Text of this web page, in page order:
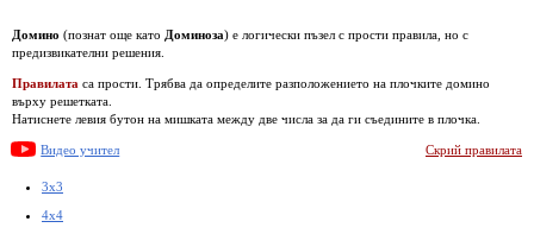
Домино (познат още като Доминоза) е логически пъзел с прости правила, но с
предизвикателни решения.
Правилата са прости. Трябва да определите разположението на плочките домино
върху решетката.
Натиснете левия бутон на мишката между две числа за да ги съедините в плочка.
Видео учител Скрий правилата
3x3
4x4